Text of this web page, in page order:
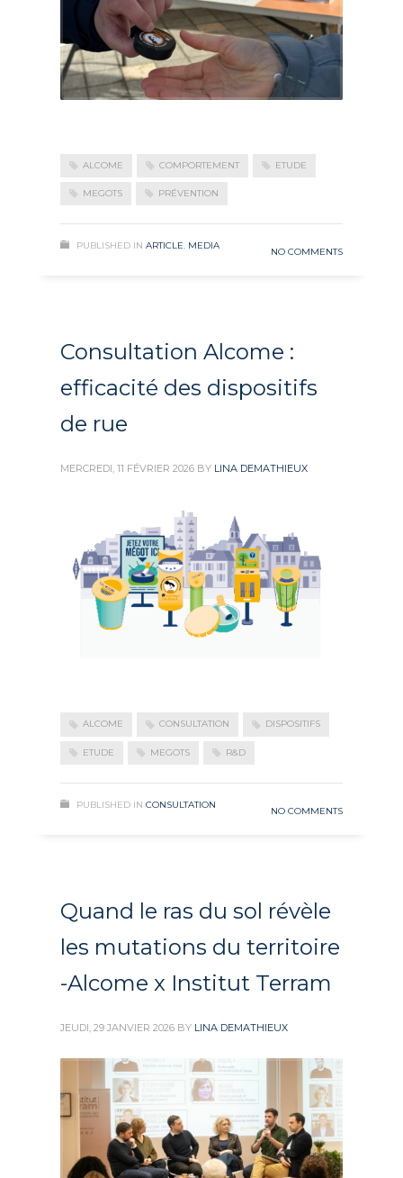
ALCOME COMPORTEMENT ETUDE
MEGOTS PRÉVENTION
PUBLISHED IN ARTICLE, MEDIA
NO COMMENTS
Consultation Alcome :
efficacité des dispositifs
de rue
MERCREDI, 11 FÉVRIER 2026 BY LINA DEMATHIEUX
ALCOME CONSULTATION DISPOSITIFS
ETUDE MEGOTS R&D
PUBLISHED IN CONSULTATION
NO COMMENTS
Quand le ras du sol révèle
les mutations du territoire
-Alcome x Institut Terram
JEUDI, 29 JANVIER 2026 BY LINA DEMATHIEUX